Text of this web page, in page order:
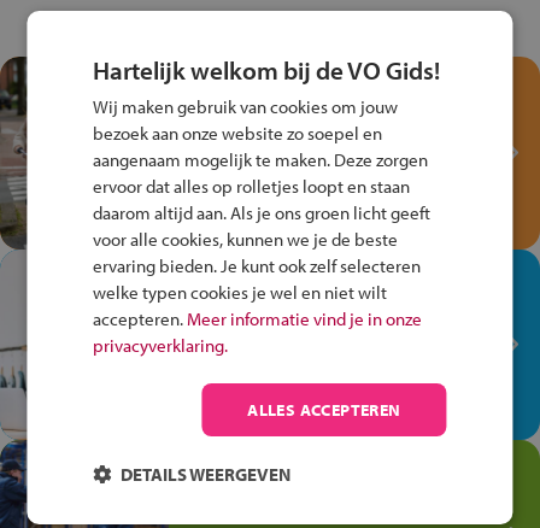
Test je kennis met het
Fiets Veilig
Verkeersspel!
Speel het Fiets Veilig Verkeersspel
en win een Cortina-fiets!
In de winkel ben je op je
plek!
Ontdek via het vmbo jouw talent
op de winkelvloer, waar elke dag
anders is!
Jouw talent in de
Hartelijk welkom bij de VO Gids!
Wij maken gebruik van cookies om jouw
bezoek aan onze website zo soepel en
aangenaam mogelijk te maken. Deze zorgen
ervoor dat alles op rolletjes loopt en staan
daarom altijd aan. Als je ons groen licht geeft
voor alle cookies, kunnen we je de beste
ervaring bieden. Je kunt ook zelf selecteren
welke typen cookies je wel en niet wilt
accepteren. Meer informatie vind je in onze
privacyverklaring.
ALLES ACCEPTEREN
DETAILS WEERGEVEN